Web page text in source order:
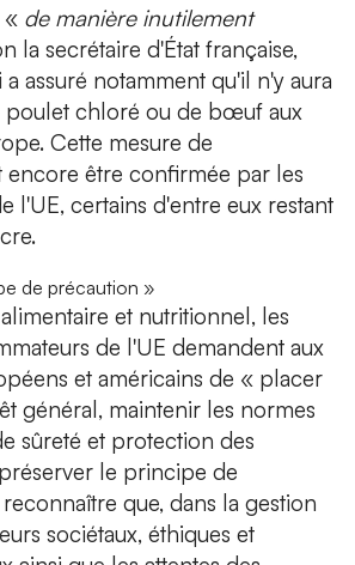
« de manière inutilement
la secrétaire d'État française,
assuré notamment qu'il n'y aura
poulet chloré ou de bœuf aux
Cette mesure de
encore être confirmée par les
l'UE, certains d'entre eux restant
de précaution »
et nutritionnel, les
de l'UE demandent aux
et américains de « placer
général, maintenir les normes
sûreté et protection des
le principe de
que, dans la gestion
sociétaux, éthiques et